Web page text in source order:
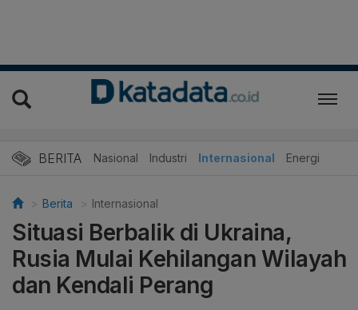
BERITA Nasional Industri Internasional Energi
Berita Internasional
Situasi Berbalik di Ukraina,
Rusia Mulai Kehilangan Wilayah
dan Kendali Perang